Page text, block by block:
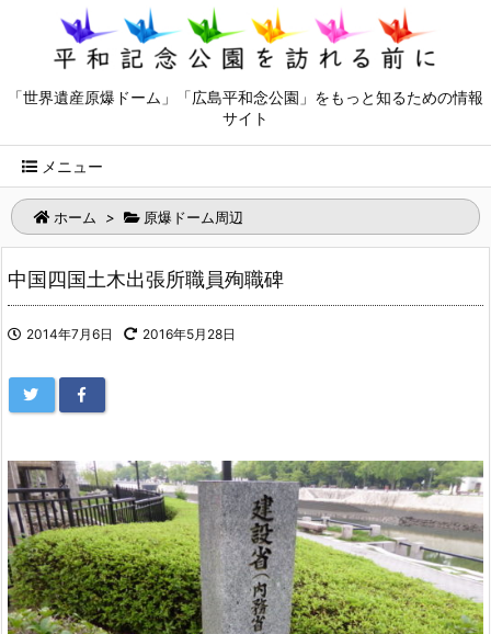
「世界遺産原爆ドーム」「広島平和念公園」をもっと知るための情報
サイト
メニュー
ホーム > 原爆ドーム周辺
中国四国土木出張所職員殉職碑
2014年7月6日 2016年5月28日